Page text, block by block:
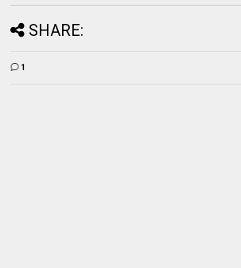
SHARE:
1